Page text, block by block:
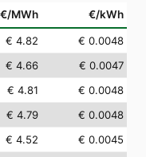
€/MWh €/kWh
€ 4.82
€ 0.0048
€ 4.66
€ 0.0047
€ 4.81
€ 0.0048
€ 4.79
€ 0.0048
€ 4.52
€ 0.0045